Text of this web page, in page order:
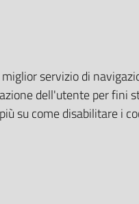
servizio di
dell'utente per fini
su come disabilitare i